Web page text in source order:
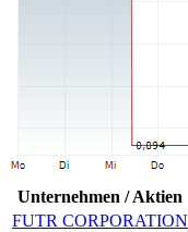
Unternehmen / Aktien
FUTR CORPORATION